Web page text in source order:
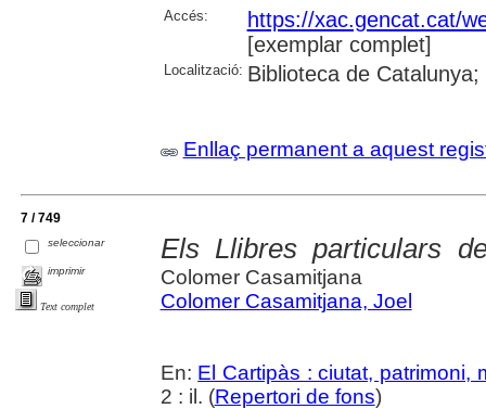
Accés:
https://xac.gencat.cat/
[exemplar complet]
Localització: Biblioteca de
Enllaç permanent a aquest
7 / 749
seleccionar
imprimir
Text complet
Els Llibres particulars
Colomer Casamitjana
Colomer Casamitjana, Joel
En: El Cartipàs : ciutat, patrimoni,
2 : il. (Repertori de fons)